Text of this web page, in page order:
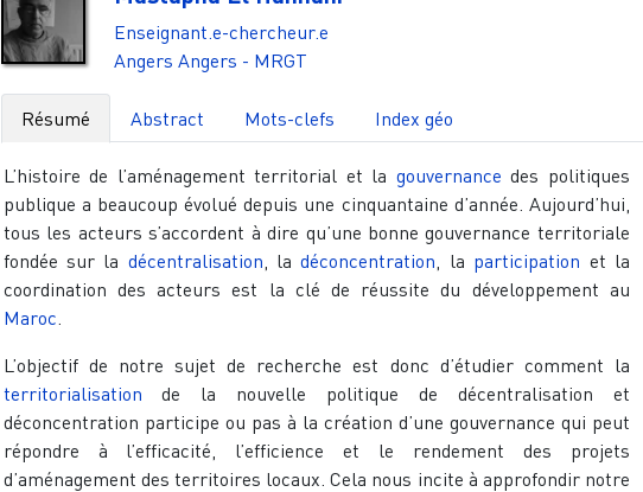
Enseignant.e-chercheur.e
Angers Angers - MRGT
Résumé Abstract Mots-clefs Index géo
L’histoire de l’aménagement territorial et la gouvernance des politiques
publique a beaucoup évolué depuis une cinquantaine d’année. Aujourd’hui,
tous les acteurs s’accordent à dire qu’une bonne gouvernance territoriale
fondée sur la décentralisation , ladéconcentration , la participation et la
coordination des acteurs est la clé de réussite du développement au
Maroc
L’objectif de notre sujet de recherche est donc d’étudier comment la
territorialisation de la nouvelle politique de décentralisation et
déconcentration participe ou pas à la création d’une gouvernance qui peut
répondre à l’efficacité, l’efficience et le rendement des projets
d’aménagement des territoires locaux. Cela nous incite à approfondir notre